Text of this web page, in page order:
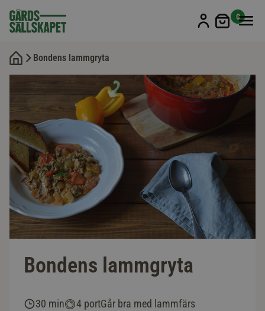
Min
0
Bondens lammgryta
Bondens lammgryta
30 min 4 portGår bra med lammfärs